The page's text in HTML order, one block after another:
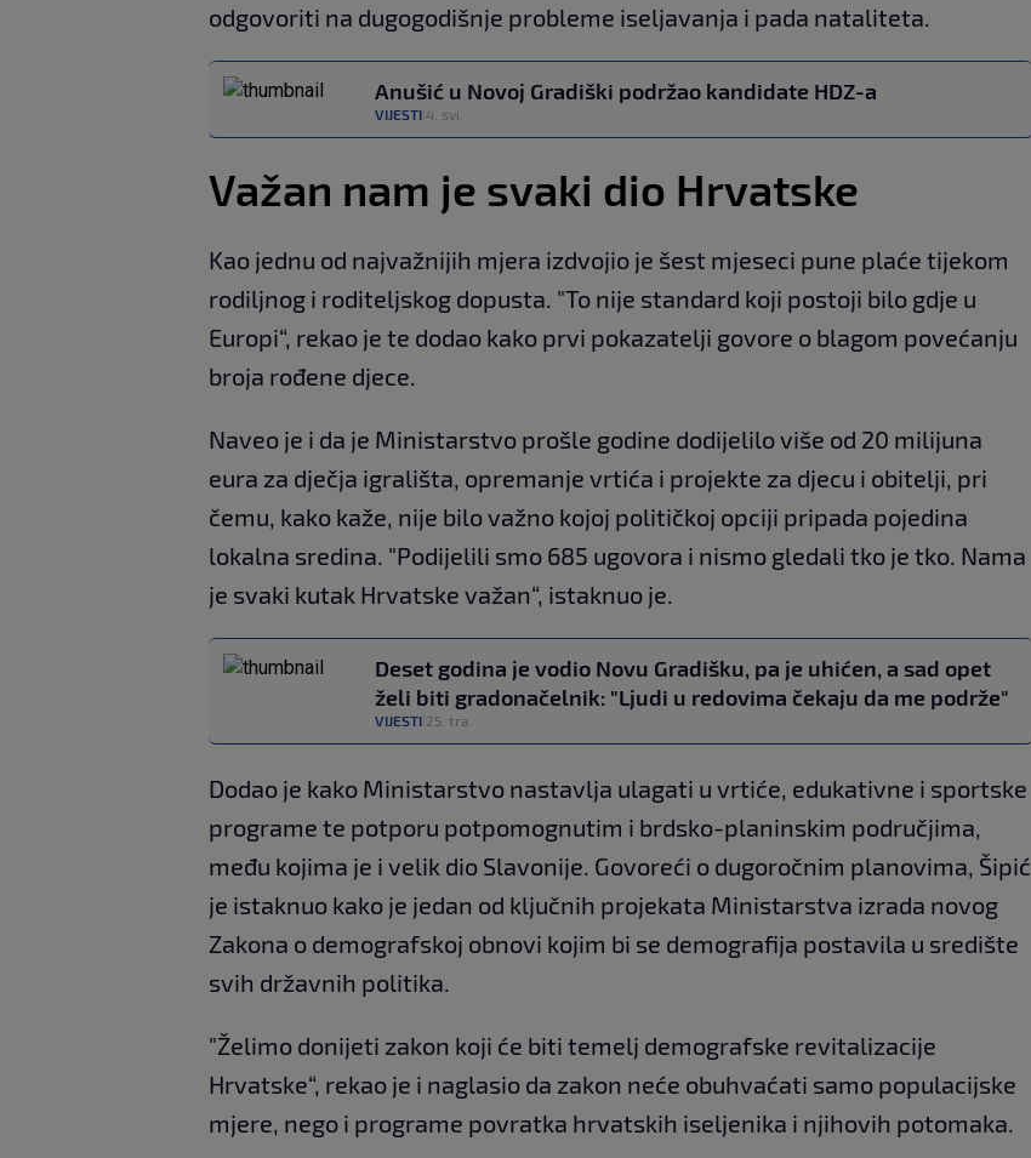
odgovoriti na dugogodišnje probleme iseljavanja i pada nataliteta.
Anušić u Novoj Gradiški podržao kandidate HDZ-a
VIJESTI 4. svi.
Važan nam je svaki dio Hrvatske
Kao jednu od najvažnijih mjera izdvojio je šest mjeseci pune plaće tijekom
rodiljnog i roditeljskog dopusta. "To nije standard koji postoji bilo gdje u
Europi“, rekao je te dodao kako prvi pokazatelji govore o blagom povećanju
broja rođene djece.
Naveo je i da je Ministarstvo prošle godine dodijelilo više od 20 milijuna
eura za dječja igrališta, opremanje vrtića i projekte za djecu i obitelji, pri
čemu, kako kaže, nije bilo važno kojoj političkoj opciji pripada pojedina
lokalna sredina. "Podijelili smo 685 ugovora i nismo gledali tko je tko. Nama
je svaki kutak Hrvatske važan“, istaknuo je.
Deset godina je vodio Novu Gradišku, pa je uhićen, a sad opet
želi biti gradonačelnik: "Ljudi u redovima čekaju da me podrže"
VIJESTI 25. tra.
Dodao je kako Ministarstvo nastavlja ulagati u vrtiće, edukativne i sportske
programe te potporu potpomognutim i brdsko-planinskim područjima,
među kojima je i velik dio Slavonije. Govoreći o dugoročnim planovima, Šipić
je istaknuo kako je jedan od ključnih projekata Ministarstva izrada novog
Zakona o demografskoj obnovi kojim bi se demografija postavila u središte
svih državnih politika.
"Želimo donijeti zakon koji će biti temelj demografske revitalizacije
Hrvatske“, rekao je i naglasio da zakon neće obuhvaćati samo populacijske
mjere, nego i programe povratka hrvatskih iseljenika i njihovih potomaka.